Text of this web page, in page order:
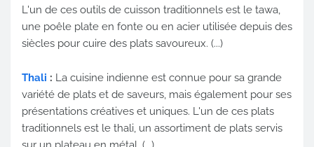
L'un de ces outils de cuisson traditionnels est le tawa,
une poêle plate en fonte ou en acier utilisée depuis des
siècles pour cuire des plats savoureux. (...)
Thali : La cuisine indienne est connue pour sa grande
variété de plats et de saveurs, mais également pour ses
présentations créatives et uniques. L'un de ces plats
traditionnels est le thali, un assortiment de plats servis